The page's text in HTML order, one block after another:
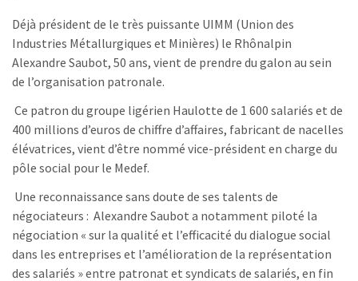
Déjà président de le très puissante UIMM (Union des
Industries Métallurgiques et Minières) le Rhônalpin
Alexandre Saubot, 50 ans, vient de prendre du galon au sein
de l’organisation patronale.
Ce patron du groupe ligérien Haulotte de 1 600 salariés et de
400 millions d’euros de chiffre d’affaires, fabricant de nacelles
élévatrices, vient d’être nommé vice-président en charge du
pôle social pour le Medef.
Une reconnaissance sans doute de ses talents de
négociateurs : Alexandre Saubot a notamment piloté la
négociation « sur la qualité et l’efficacité du dialogue social
dans les entreprises et l’amélioration de la représentation
des salariés » entre patronat et syndicats de salariés, en fin